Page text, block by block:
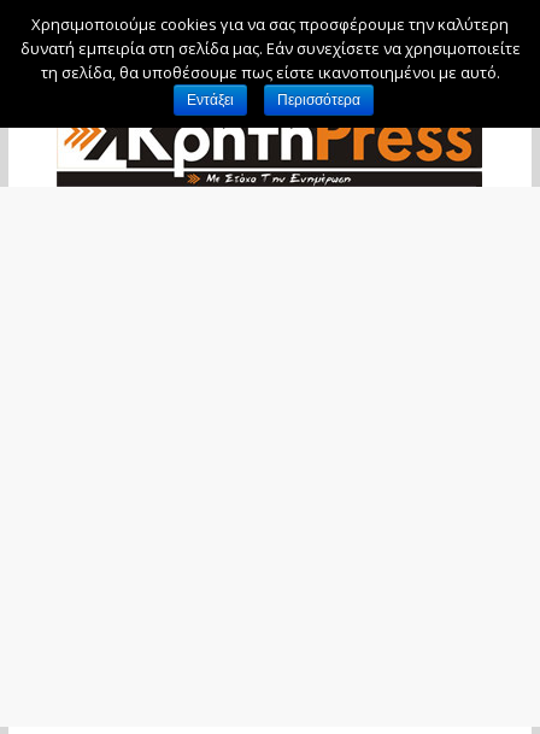
Παρασκευή, 7 Αυγούστου, 2026
Χρησιμοποιούμε cookies για να σας προσφέρουμε την καλύτερη
δυνατή εμπειρία στη σελίδα μας. Εάν συνεχίσετε να χρησιμοποιείτε
τη σελίδα, θα υποθέσουμε πως είστε ικανοποιημένοι με αυτό.
Εντάξει Περισσότερα